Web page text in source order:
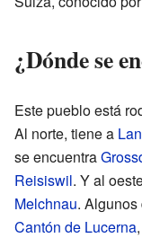
¿Dónde se
Este pueblo está
Al norte, tiene a
se encuentra
Reisiswil. Y al
Melchnau.
Cantón de Lucerna